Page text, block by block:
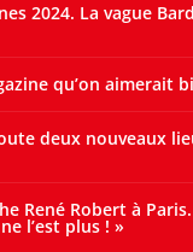
2024. La vague
qu’on aimerait
deux nouveaux
René Robert à
l’est plus ! »